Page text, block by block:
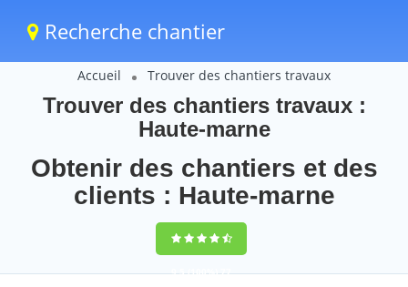
Recherche chantier
Accueil Trouver des chantiers travaux
Trouver des chantiers travaux :
Haute-marne
Obtenir des chantiers et des
clients : Haute-marne
9,5(100%)77